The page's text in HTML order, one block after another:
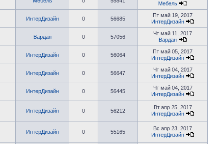
Мебель
ИнтерДизайн 0 56685
Пт май 19, 2017
ИнтерДизайн
Вардан 0 57056
Чт май 11, 2017
Вардан
ИнтерДизайн 0 56064
Пт май 05, 2017
ИнтерДизайн
ИнтерДизайн 0 56647
Чт май 04, 2017
ИнтерДизайн
ИнтерДизайн 0 56445
Чт май 04, 2017
ИнтерДизайн
ИнтерДизайн 0 56212
Вт апр 25, 2017
ИнтерДизайн
ИнтерДизайн 0 55165
Вс апр 23, 2017
ИнтерДизайн